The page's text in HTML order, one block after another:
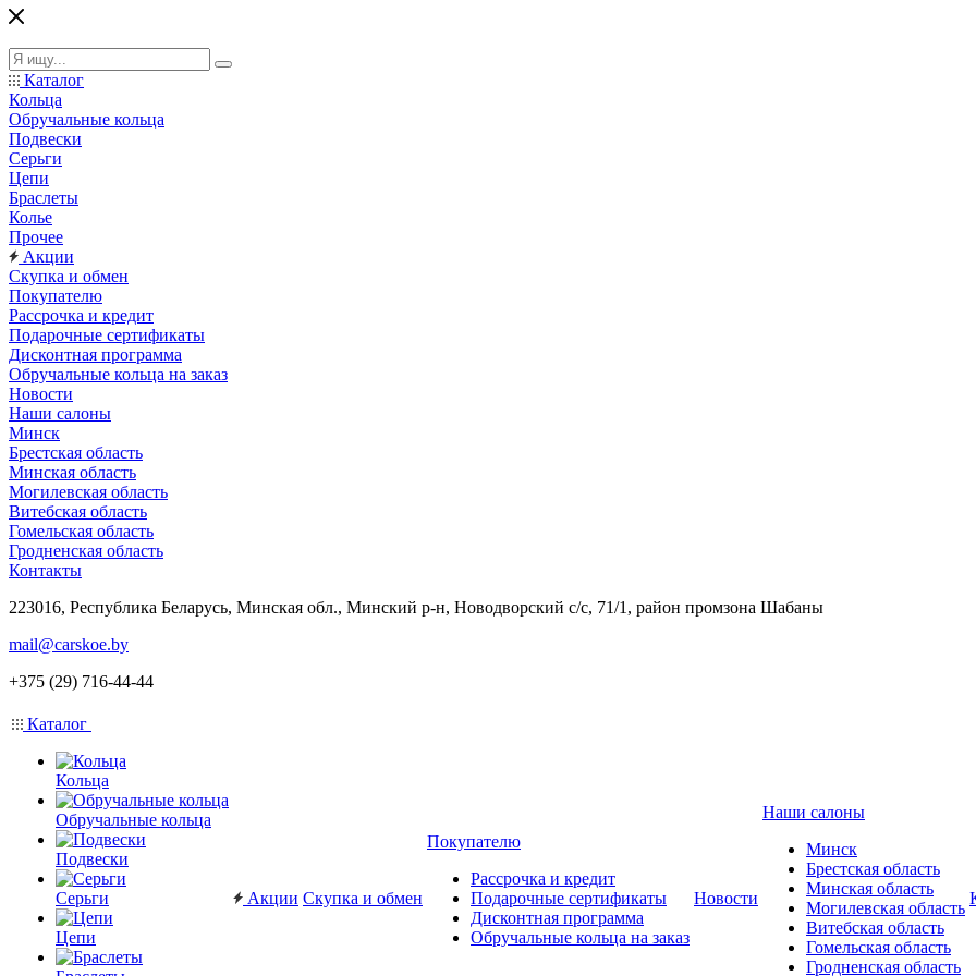
Каталог
Кольца
Обручальные кольца
Подвески
Серьги
Цепи
Браслеты
Колье
Прочее
Акции
Скупка и обмен
Покупателю
Рассрочка и кредит
Подарочные сертификаты
Дисконтная программа
Обручальные кольца на заказ
Новости
Наши салоны
Минск
Брестская область
Минская область
Могилевская область
Витебская область
Гомельская область
Гродненская область
Контакты
223016, Республика Беларусь, Минская обл., Минский р-н, Новодворский с/с, 71/1, район промзона Шабаны
mail@carskoe.by
+375 (29) 716-44-44
Каталог
Кольца
Обручальные кольца
Подвески
Серьги
Цепи
Акции Скупка и обмен
Покупателю
Рассрочка и кредит
Подарочные сертификаты
Дисконтная программа
Обручальные кольца на заказ
Новости
Наши салоны
Минск
Брестская область
Минская область
Могилевская область
Витебская область
Гомельская область
Гродненская область